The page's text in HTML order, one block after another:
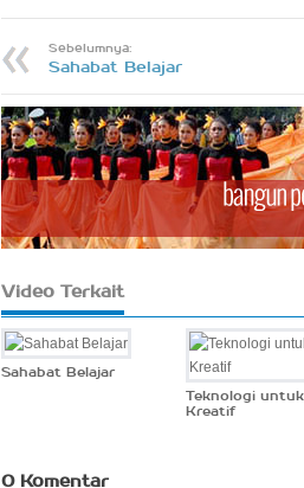
Sebelumnya:
Sahabat Belajar
Video Terkait
Sahabat Belajar
Teknologi untuk
Kreatif
0 Komentar